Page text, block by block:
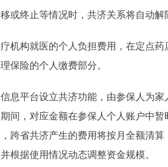
或终止等情况时，共济关系将自动解
构就医的个人负担费用，在定点药
保险的个人缴费部分。
平台设立共济功能，由参保人为家
间，对应金额在参保人个人账户中
跨省共济产生的费用将按月全额清
根据使用情况动态调整资金规模。